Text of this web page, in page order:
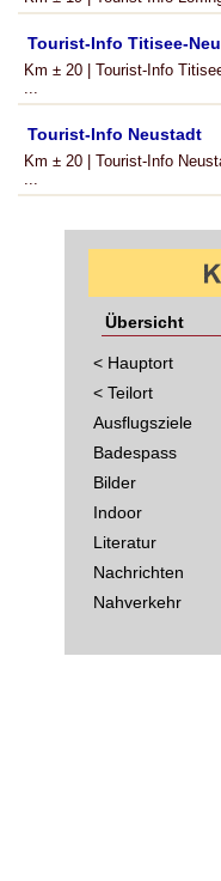
Tourist-Info Titisee-
Km ± 20 | Tourist-Info
...
Tourist-Info Neustadt
Km ± 20 | Tourist-Info
...
Übersicht
< Hauptort
< Teilort
Ausflugsziele
Badespass
Bilder
Indoor
Literatur
Nachrichten
Nahverkehr